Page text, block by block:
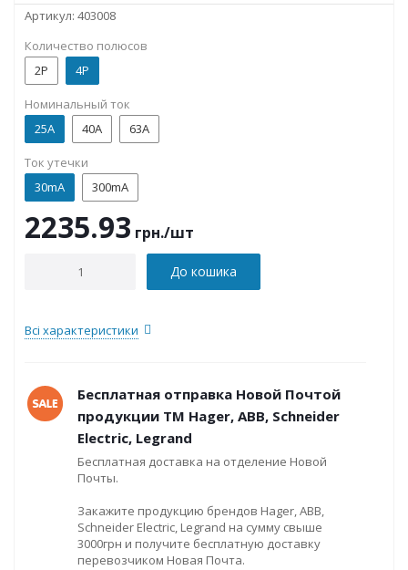
Артикул: 403008
Количество полюсов
2P
4P
Номинальный ток
25А
40А 63А
Ток утечки
30mA
300mA
2235.93 грн./шт
До кошика
Всі характеристики
Бесплатная отправка Новой Почтой
продукции ТМ Hager, ABB, Schneider
Electric, Legrand
Бесплатная доставка на отделение Новой
Почты.
Закажите продукцию брендов Hager, ABB,
Schneider Electric, Legrand на сумму свыше
3000грн и получите бесплатную доставку
перевозчиком Новая Почта.